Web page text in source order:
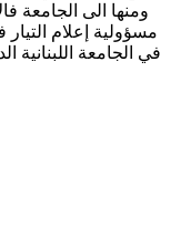
في الجامعة اللبنانية